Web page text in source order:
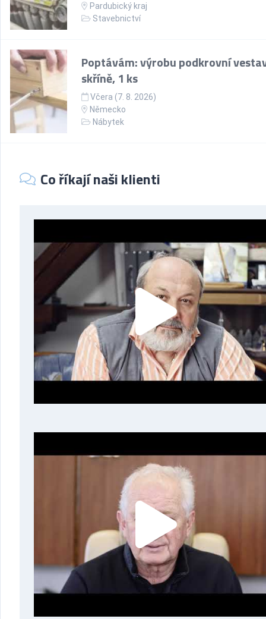
Pardubický kraj
Stavebnictví
Poptávám: výrobu podkrovní
skříně, 1 ks
Včera (7. 8. 2026)
Německo
Nábytek
Co říkají naši klienti